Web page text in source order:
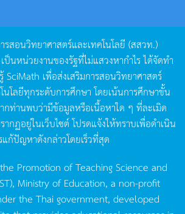
รสอนวิทยาศาสตร์และเทคโนโลยี (สสวท.)
เป็นหน่วยงานของรัฐที่ไม่แสวงหากำไรได้จัดทำ
SciMath เพื่อส่งเสริมการสอนวิทยาศาสตร์
โลยีทุกระดับการศึกษา โดยเน้นการศึกษาขั้น
กท่านพบว่ามีข้อมูลหรือเนื้อหาใด ๆ ที่ละเมิด
กฏอยู่ในเว็บไซต์โปรดแจ้งให้ทราบเพื่อดำเนิน
แก้ปัญหาดังกล่าวโดยเร็วที่สุด
Promotion of Teaching Science and
Ministry of Education, a non-profit
the Thai government, developed